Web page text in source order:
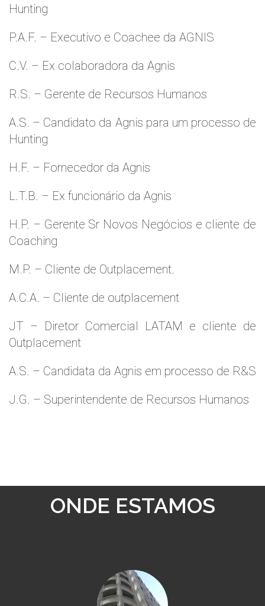
Hunting
P.A.F. – Executivo e Coachee da AGNIS
C.V. – Ex colaboradora da Agnis
R.S. – Gerente de Recursos Humanos
A.S. – Candidato da Agnis para um processo de
Hunting
H.F. – Fornecedor da Agnis
L.T.B. – Ex funcionário da Agnis
H.P. – Gerente Sr Novos Negócios e cliente de
Coaching
M.P. – Cliente de Outplacement.
A.C.A. – Cliente de outplacement
JT – Diretor Comercial LATAM e cliente de
Outplacement
A.S. – Candidata da Agnis em processo de R&S
J.G. – Superintendente de Recursos Humanos
ONDE ESTAMOS